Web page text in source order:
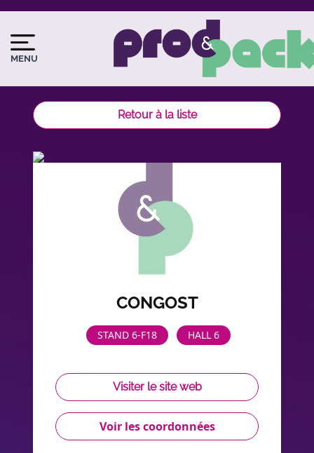
Aller
contenu
principal
MENU
Image
du
logo
Image
Retour à la liste
CONGOST
STAND 6-F18 HALL 6
Visiter le site web
Voir les coordonnées